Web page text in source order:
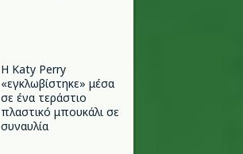
H Katy Perry
«εγκλωβίστηκε» μέσα
σε ένα τεράστιο
πλαστικό μπουκάλι σε
συναυλία